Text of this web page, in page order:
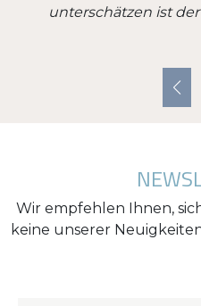
unterschätzen ist
Wir empfehlen Ihnen,
keine unserer